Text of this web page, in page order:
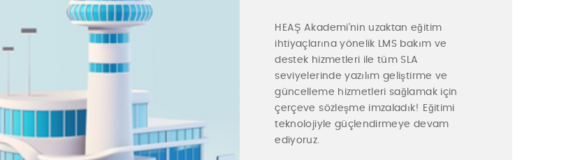
HEAŞ Akademi’nin uzaktan eğitim
ihtiyaçlarına yönelik LMS bakım ve
destek hizmetleri ile tüm SLA
seviyelerinde yazılım geliştirme ve
güncelleme hizmetleri sağlamak için
çerçeve sözleşme imzaladık! Eğitimi
teknolojiyle güçlendirmeye devam
ediyoruz.